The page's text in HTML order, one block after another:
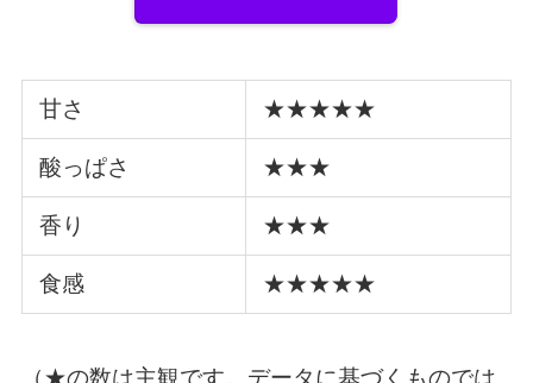
甘さ ★★★★★
酸っぱさ ★★★
香り ★★★
食感 ★★★★★